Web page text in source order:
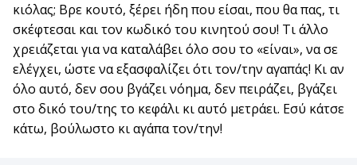
κιόλας; Βρε κουτό, ξέρει ήδη που είσαι, που θα πας, τι
σκέφτεσαι και τον κωδικό του κινητού σου! Τι άλλο
χρειάζεται για να καταλάβει όλο σου το «είναι», να σε
ελέγχει, ώστε να εξασφαλίζει ότι τον/την αγαπάς! Κι αν
όλο αυτό, δεν σου βγάζει νόημα, δεν πειράζει, βγάζει
στο δικό του/της το κεφάλι κι αυτό μετράει. Εσύ κάτσε
κάτω, βούλωστο κι αγάπα τον/την!